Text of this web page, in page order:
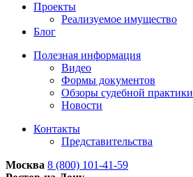
Проекты
Реализуемое имущество
Блог
Полезная информация
Видео
Формы документов
Обзоры судебной практики
Новости
Контакты
Представительства
Москва 8 (800) 101-41-59